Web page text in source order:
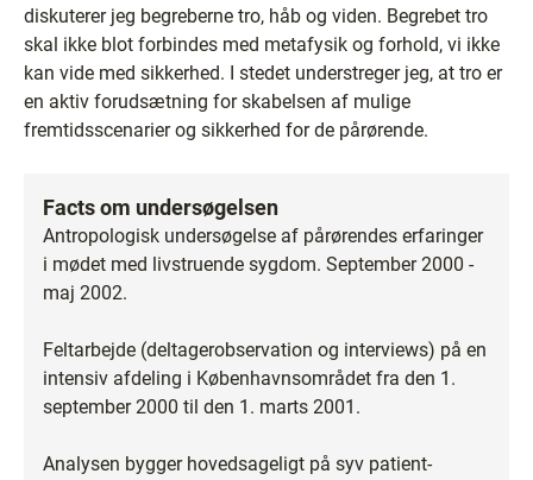
diskuterer jeg begreberne tro, håb og viden. Begrebet tro
skal ikke blot forbindes med metafysik og forhold, vi ikke
kan vide med sikkerhed. I stedet understreger jeg, at tro er
en aktiv forudsætning for skabelsen af mulige
fremtidsscenarier og sikkerhed for de pårørende.
Facts om undersøgelsen
Antropologisk undersøgelse af pårørendes erfaringer
i mødet med livstruende sygdom. September 2000 -
maj 2002.
Feltarbejde (deltagerobservation og interviews) på en
intensiv afdeling i Københavnsområdet fra den 1.
september 2000 til den 1. marts 2001.
Analysen bygger hovedsageligt på syv patient-